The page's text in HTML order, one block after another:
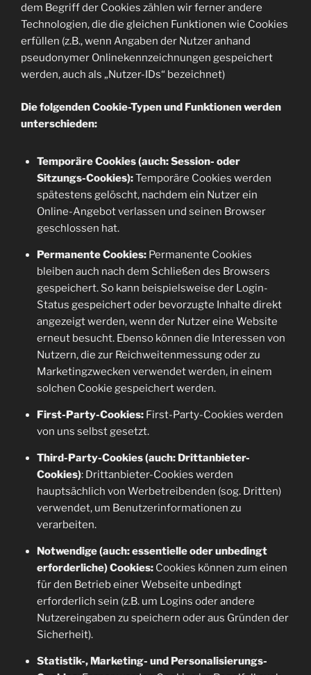
dem Begriff der Cookies zählen wir ferner andere
Technologien, die die gleichen Funktionen wie Cookies
erfüllen (z.B., wenn Angaben der Nutzer anhand
pseudonymer Onlinekennzeichnungen gespeichert
werden, auch als „Nutzer-IDs“ bezeichnet)
Die folgenden Cookie-Typen und Funktionen werden
unterschieden:
Temporäre Cookies (auch: Session- oder
Sitzungs-Cookies):Temporäre Cookies werden
spätestens gelöscht, nachdem ein Nutzer ein
Online-Angebot verlassen und seinen Browser
geschlossen hat.
Permanente Cookies:Permanente Cookies
bleiben auch nach dem Schließen des Browsers
gespeichert. So kann beispielsweise der Login-
Status gespeichert oder bevorzugte Inhalte direkt
angezeigt werden, wenn der Nutzer eine Website
erneut besucht. Ebenso können die Interessen von
Nutzern, die zur Reichweitenmessung oder zu
Marketingzwecken verwendet werden, in einem
solchen Cookie gespeichert werden.
First-Party-Cookies:First-Party-Cookies werden
von uns selbst gesetzt.
Third-Party-Cookies (auch: Drittanbieter-
Cookies): Drittanbieter-Cookies werden
hauptsächlich von Werbetreibenden (sog. Dritten)
verwendet, um Benutzerinformationen zu
verarbeiten.
Notwendige (auch: essentielle oder unbedingt
erforderliche) Cookies:Cookies können zum einen
für den Betrieb einer Webseite unbedingt
erforderlich sein (z.B. um Logins oder andere
Nutzereingaben zu speichern oder aus Gründen der
Sicherheit).
Statistik-, Marketing- und Personalisierungs-